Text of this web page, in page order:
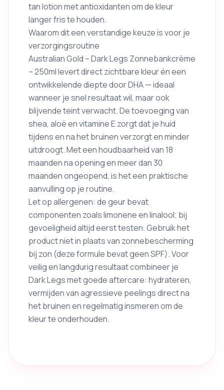
tan lotion met antioxidanten om de kleur
langer fris te houden.
Waarom dit een verstandige keuze is voor je
verzorgingsroutine
Australian Gold – Dark Legs Zonnebankcrème
– 250ml levert direct zichtbare kleur én een
ontwikkelende diepte door DHA — ideaal
wanneer je snel resultaat wil, maar ook
blijvende teint verwacht. De toevoeging van
shea, aloë en vitamine E zorgt dat je huid
tijdens en na het bruinen verzorgt en minder
uitdroogt. Met een houdbaarheid van 18
maanden na opening en meer dan 30
maanden ongeopend, is het een praktische
aanvulling op je routine.
Let op allergenen: de geur bevat
componenten zoals limonene en linalool; bij
gevoeligheid altijd eerst testen. Gebruik het
product niet in plaats van zonnebescherming
bij zon (deze formule bevat geen SPF). Voor
veilig en langdurig resultaat combineer je
Dark Legs met goede aftercare: hydrateren,
vermijden van agressieve peelings direct na
het bruinen en regelmatig insmeren om de
kleur te onderhouden.